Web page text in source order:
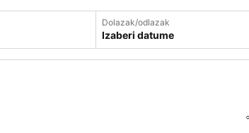
Dolazak/odlazak
Izaberi datume